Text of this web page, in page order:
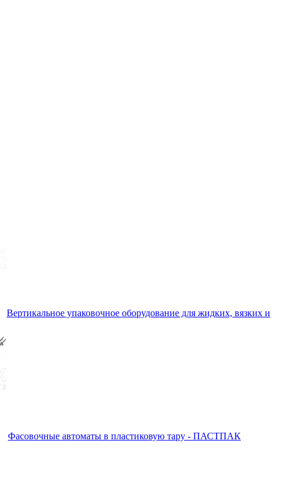
Вертикальное упаковочное оборудование для жидких, вязких и
Фасовочные автоматы в пластиковую тару - ПАСТПАК